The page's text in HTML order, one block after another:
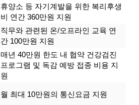
휴양소 등 자기계발을 위한 복리후생
비 연간 360만원 지원
직무와 관련된 온/오프라인 교육 연
간 100만원 지원
매년 40만원 한도 내 협약 건강검진
프로그램 및 독감 예방 접종 비용 지
원
월 최대 10만원의 통신요금 지원